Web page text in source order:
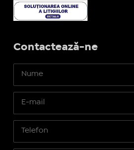
Contactează-ne